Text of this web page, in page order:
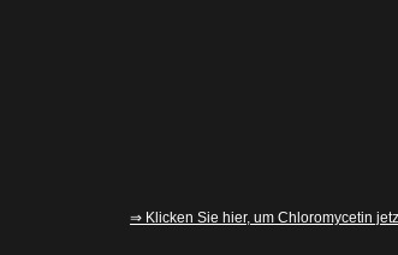
⇒ Klicken Sie hier, um Chloromycetin